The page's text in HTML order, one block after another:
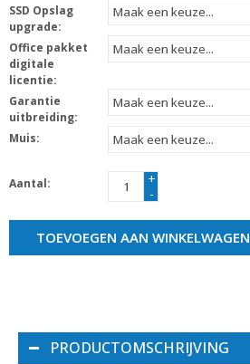
SSD Opslag
upgrade:
Office pakket
digitale
licentie:
Garantie
uitbreiding:
Muis:
Aantal:
+
-
TOEVOEGEN AAN WINKELWAGEN
PRODUCTOMSCHRIJVING